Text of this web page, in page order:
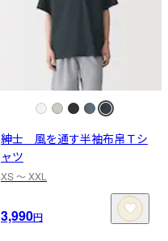
紳士 風を通す半袖布帛Ｔシ
ャツ
XS 〜 XXL
3,990円